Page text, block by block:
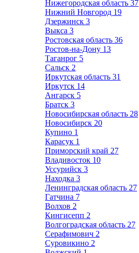
Нижегородская область 37
Нижний Новгород 19
Дзержинск 3
Выкса 3
Ростовская область 36
Ростов-на-Дону 13
Таганрог 5
Сальск 2
Иркутская область 31
Иркутск 14
Ангарск 5
Братск 3
Новосибирская область 28
Новосибирск 20
Купино 1
Карасук 1
Приморский край 27
Владивосток 10
Уссурийск 3
Находка 3
Ленинградская область 27
Гатчина 7
Волхов 2
Кингисепп 2
Волгоградская область 27
Серафимович 2
Суровикино 2